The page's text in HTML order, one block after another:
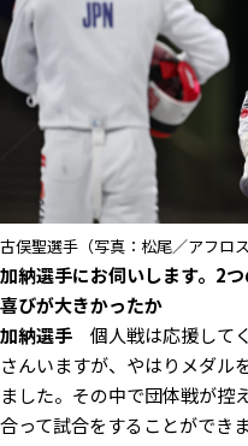
古俣聖選手（写真：松尾／アフロス
――加納選手にお伺いします。2
喜びが大きかったか
加納選手 個人戦は応援して
さんいますが、やはりメダル
ました。その中で団体戦が控
合って試合をすることができ